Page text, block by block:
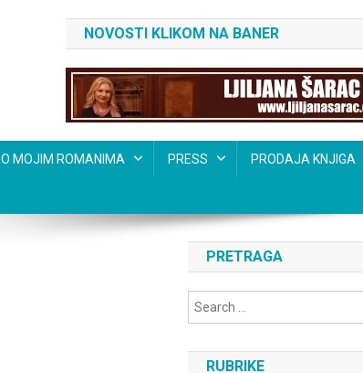
NOVOSTI KLIKOM NA BANER
O MOJIM ROMANIMA PRESS PRODAJA KNJIGA
PRETRAGA
RUBRIKE